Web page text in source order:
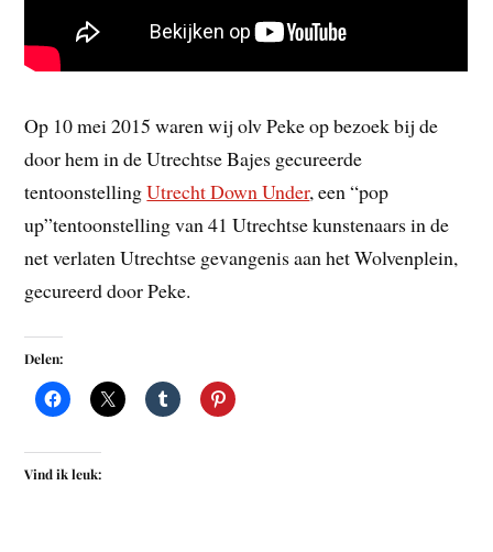
Op 10 mei 2015 waren wij olv Peke op bezoek bij de
door hem in de Utrechtse Bajes gecureerde
tentoonstellingUtrecht Down Under, een “pop
up”tentoonstelling van 41 Utrechtse kunstenaars in de
net verlaten Utrechtse gevangenis aan het Wolvenplein,
gecureerd door Peke.
Delen:
Vind ik leuk: